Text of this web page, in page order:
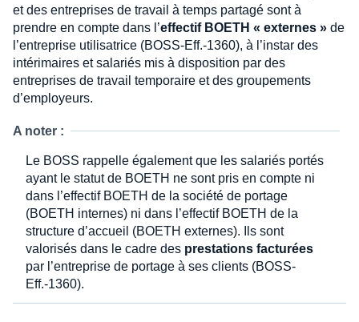
et des entreprises de travail à temps partagé sont à
prendre en compte dans l’effectif BOETH « externes » de
l’entreprise utilisatrice (BOSS-Eff.-1360), à l’instar des
intérimaires et salariés mis à disposition par des
entreprises de travail temporaire et des groupements
d’employeurs.
A noter :
Le BOSS rappelle également que les salariés portés
ayant le statut de BOETH ne sont pris en compte ni
dans l’effectif BOETH de la société de portage
(BOETH internes) ni dans l’effectif BOETH de la
structure d’accueil (BOETH externes). Ils sont
valorisés dans le cadre des prestations facturées
par l’entreprise de portage à ses clients (BOSS-
Eff.-1360).